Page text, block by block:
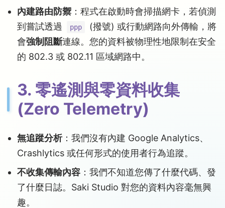
內建路由防禦 ：程式在啟動時會掃描網卡，若偵測
到嘗試透過
ppp
(撥號) 或行動網路向外傳輸，將
會強制阻斷連線。您的資料被物理性地限制在安全
的 802.3 或 802.11 區域網路中。
3. 零遙測與零資料收集
(Zero Telemetry)
無追蹤分析：我們沒有內建 Google Analytics、
Crashlytics 或任何形式的使用者行為追蹤。
不收集傳輸內容 ：我們不知道您傳了什麼代碼、發
了什麼日誌。Saki Studio 對您的資料內容毫無興
趣。